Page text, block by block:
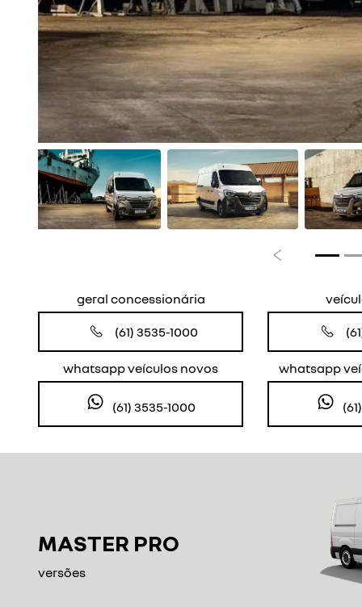
Anterior
geral concessionária
(61) 3535-1000
whatsapp veículos novos
(61) 3535-1000
whatsapp
MASTER PRO
versões